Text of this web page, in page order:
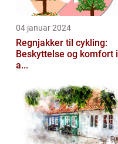
04 januar 2024
Regnjakker til cykling:
Beskyttelse og komfort i
a...